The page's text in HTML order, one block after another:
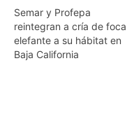
Semar y Profepa
reintegran a cría de foca
elefante a su hábitat en
Baja California